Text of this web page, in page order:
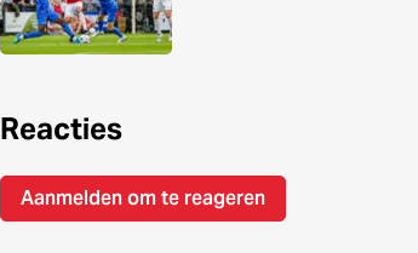
Reacties
Aanmelden om te reageren